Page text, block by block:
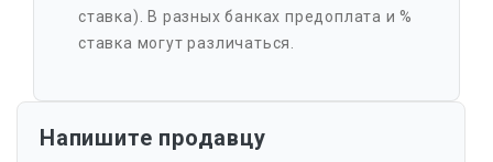
ставка). В разных банках предоплата и %
ставка могут различаться.
Напишите продавцу